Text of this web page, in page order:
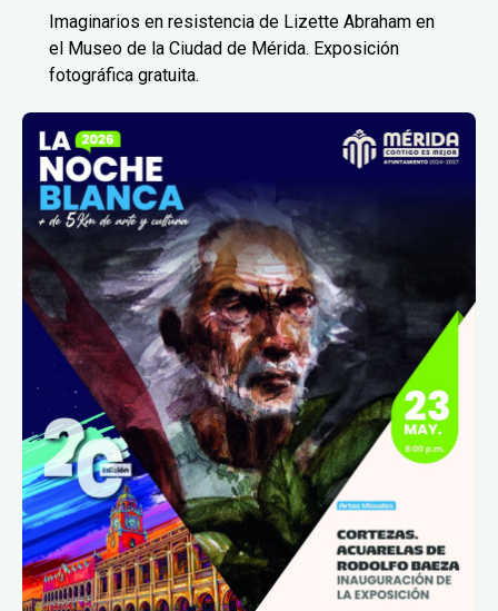
Imaginarios en resistencia de Lizette Abraham en
el Museo de la Ciudad de Mérida. Exposición
fotográfica gratuita.